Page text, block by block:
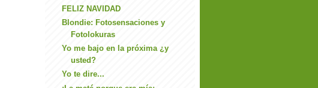
FELIZ NAVIDAD
Blondie: Fotosensaciones y
Fotolokuras
Yo me bajo en la próxima ¿y
usted?
Yo te dire...